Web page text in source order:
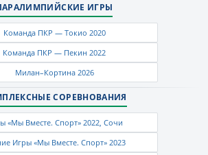
ИГРЫ
Команда ПКР — Токио 2020
Команда ПКР — Пекин 2022
Милан–Кортина 2026
СОРЕВНОВАНИЯ
«Мы Вместе. Спорт» 2022, Сочи
Игры «Мы Вместе. Спорт» 2023